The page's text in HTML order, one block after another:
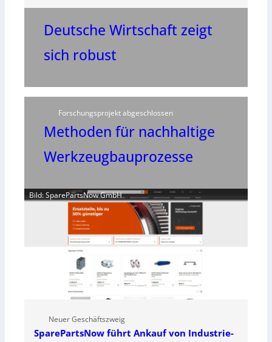
Deutsche Wirtschaft zeigt
sich robust
Forschungsprojekt abgeschlossen
Methoden für nachhaltige
Werkzeugbauprozesse
Bild: SparePartsNow GmbH
Neuer Geschäftszweig
SparePartsNow führt Ankauf von Industrie-